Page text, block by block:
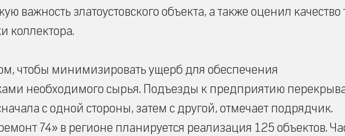
важность златоустовского объекта, а также оценил качество
коллектора.
чтобы минимизировать ущерб для обеспечения
необходимого сырья. Подъезды к предприятию
с одной стороны, затем с другой, отмечает подрядчик.
74» в регионе планируется реализация 125 объектов.